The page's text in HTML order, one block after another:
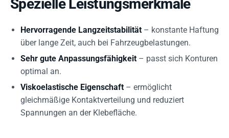
Spezielle Leistungsmerkmale
Hervorragende Langzeitstabilität – konstante Haftung
über lange Zeit, auch bei Fahrzeugbelastungen.
Sehr gute Anpassungsfähigkeit – passt sich Konturen
optimal an.
Viskoelastische Eigenschaft – ermöglicht
gleichmäßige Kontaktverteilung und reduziert
Spannungen an der Klebefläche.